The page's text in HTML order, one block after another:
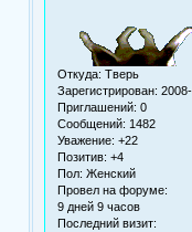
Откуда: Тверь
Зарегистрирован:
Приглашений: 0
Сообщений: 1482
Уважение: +22
Позитив: +4
Пол: Женский
Провел на форуме:
9 дней 9 часов
Последний визит: